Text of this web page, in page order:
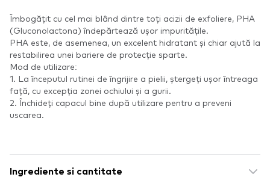
Îmbogățit cu cel mai blând dintre toți acizii de exfoliere, PHA
(Gluconolactona) îndepărtează ușor impuritățile.
PHA este, de asemenea, un excelent hidratant și chiar ajută la
restabilirea unei bariere de protecție sparte.
Mod de utilizare:
1. La începutul rutinei de îngrijire a pielii, ștergeți ușor întreaga
față, cu excepția zonei ochiului și a gurii.
2. Închideți capacul bine după utilizare pentru a preveni
uscarea.
Ingrediente si cantitate